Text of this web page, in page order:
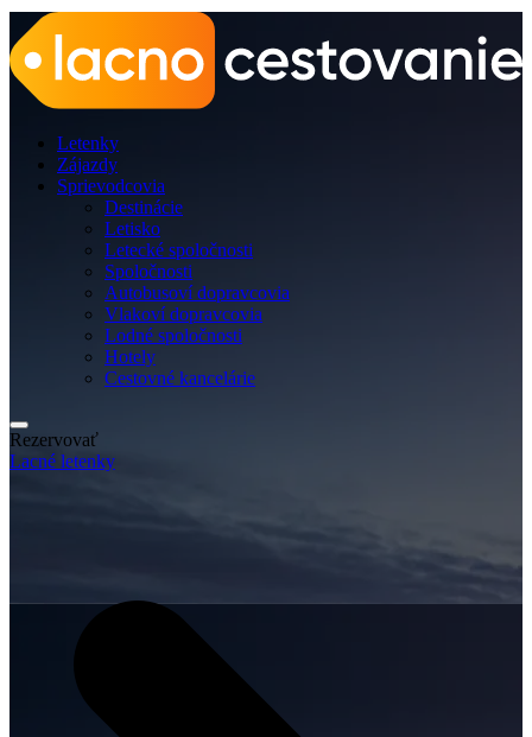
Letenky
Zájazdy
Sprievodcovia
Destinácie
Letisko
Letecké spoločnosti
Spoločnosti
Autobusoví dopravcovia
Vlakoví dopravcovia
Lodné spoločnosti
Hotely
Cestovné kancelárie
Rezervovať
Lacné letenky